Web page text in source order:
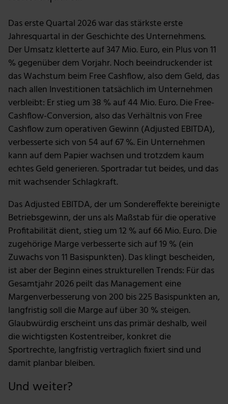
Das erste Quartal 2026 war das stärkste erste
Jahresquartal in der Geschichte des Unternehmens.
Der Umsatz kletterte auf 347 Mio. Euro, ein Plus von 11
% gegenüber dem Vorjahr. Noch beeindruckender ist
das Wachstum beim Free Cashflow, also dem Geld, das
nach allen Investitionen tatsächlich im Unternehmen
verbleibt: Er stieg um 38 % auf 44 Mio. Euro. Die Free-
Cashflow-Conversion, also das Verhältnis von Free
Cashflow zum operativen Gewinn (Adjusted EBITDA),
verbesserte sich von 54 auf 67 %. Ein Unternehmen
kann auf dem Papier wachsen und trotzdem kaum
echtes Geld generieren. Sportradar tut beides, und das
mit wachsender Schlagkraft.
Das Adjusted EBITDA, der um Sondereffekte bereinigte
Betriebsgewinn, der uns als Maßstab für die operative
Profitabilität dient, stieg um 12 % auf 66 Mio. Euro. Die
zugehörige Marge verbesserte sich auf 19 % (ein
Zuwachs von 11 Basispunkten). Das klingt bescheiden,
ist aber der Beginn eines strukturellen Trends: Für das
Gesamtjahr 2026 peilt das Management eine
Margenverbesserung von 200 bis 225 Basispunkten an,
langfristig soll die Marge auf über 30 % steigen.
Glaubwürdig erscheint uns das primär deshalb, weil
die wichtigsten Kostentreiber, konkret die
Sportrechte, langfristig vertraglich fixiert sind und
damit planbar bleiben.
Und weiter?